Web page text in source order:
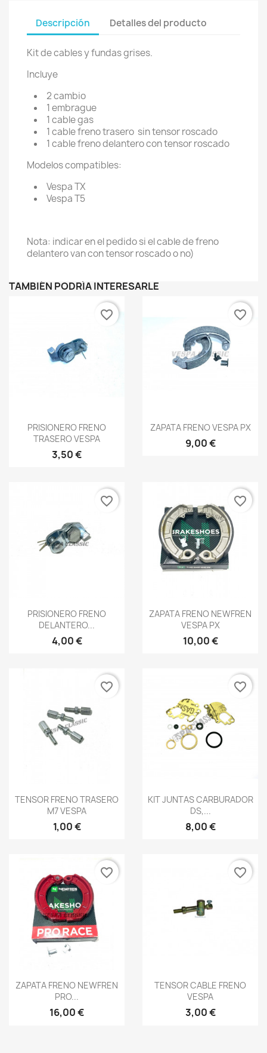
Descripción Detalles del producto
Kit de cables y fundas grises.
Incluye
2 cambio
1 embrague
1 cable gas
1 cable freno trasero sin tensor roscado
1 cable freno delantero con tensor roscado
Modelos compatibles:
Vespa TX
Vespa T5
Nota: indicar en el pedido si el cable de freno
delantero van con tensor roscado o no)
TAMBIÉN PODRÍA INTERESARLE
Vista rápida
PRISIONERO FRENO
TRASERO VESPA
3,50 €
favorite_border
Vista rápida
ZAPATA FRENO VESPA PX
9,00 €
favorite_border
Vista rápida
PRISIONERO FRENO
DELANTERO...
4,00 €
favorite_border
 Vista rápida
ZAPATA FRENO NEWFREN
VESPA PX
10,00 €
favorite_border
Vista rápida
TENSOR FRENO TRASERO
M7 VESPA
1,00 €
favorite_border
Vista rápida
KIT JUNTAS CARBURADOR
DS,...
8,00 €
favorite_border
 Vista rápida
ZAPATA FRENO NEWFREN
PRO...
16,00 €
favorite_border
Vista rápida
TENSOR CABLE FRENO
VESPA
3,00 €
favorite_border